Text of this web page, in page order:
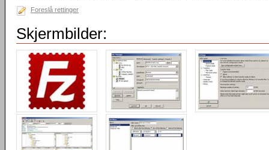
Foreslå rettinger
Skjermbilder: